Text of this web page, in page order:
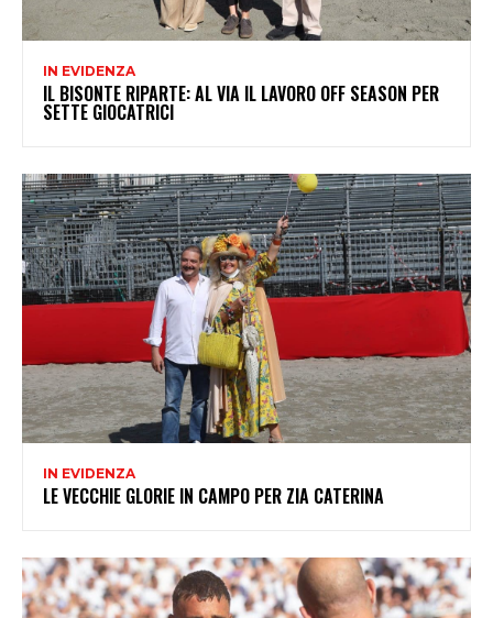
IN EVIDENZA
IL BISONTE RIPARTE: AL VIA IL LAVORO OFF SEASON PER
SETTE GIOCATRICI
IN EVIDENZA
LE VECCHIE GLORIE IN CAMPO PER ZIA CATERINA